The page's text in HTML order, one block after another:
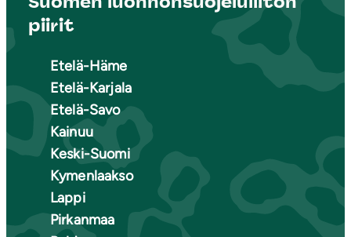
piirit
Etelä-Häme
Etelä-Karjala
Etelä-Savo
Kainuu
Keski-Suomi
Kymenlaakso
Lappi
Pirkanmaa